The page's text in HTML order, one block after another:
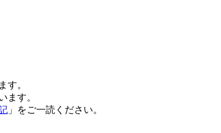
す。
ます。
」をご一読ください。